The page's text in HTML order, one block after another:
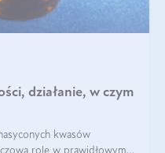
działanie, w czym
kwasów